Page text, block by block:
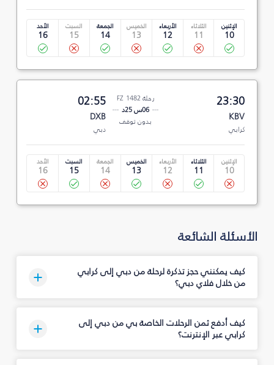
الإثنين
10
الثلاثاء
11
الأربعاء
12
الخميس
13
الجمعة
14
السبت
15
الأحد
16
23:30
KBV
كرابي
رحلة FZ 1482
06س 25د
بدون توقف
02:55
DXB
دبي
الإثنين
10
الثلاثاء
11
الأربعاء
12
الخميس
13
الجمعة
14
السبت
15
الأحد
16
الأسئلة الشائعة
كيف يمكنني حجز تذكرة لرحلة من دبي إلى كرابي
من خلال فلاي دبي؟
كيف أدفع ثمن الرحلات الخاصة بي من دبي إلى
كرابي عبر الإنترنت؟